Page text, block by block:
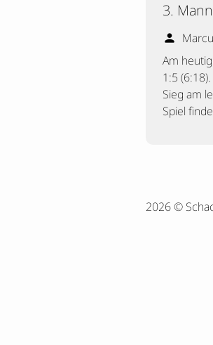
3.
person
Am
1:5
Sieg am
Spiel
2026 ©